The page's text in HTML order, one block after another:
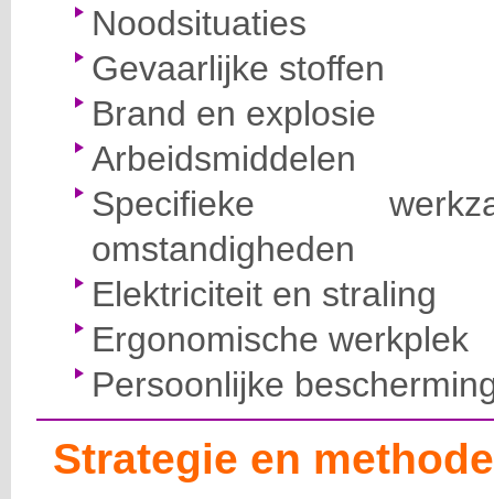
Noodsituaties
Gevaarlijke stoffen
Brand en explosie
Arbeidsmiddelen
Specifieke
omstandigheden
Elektriciteit en straling
Ergonomische werkplek
Persoonlijke
Strategie en